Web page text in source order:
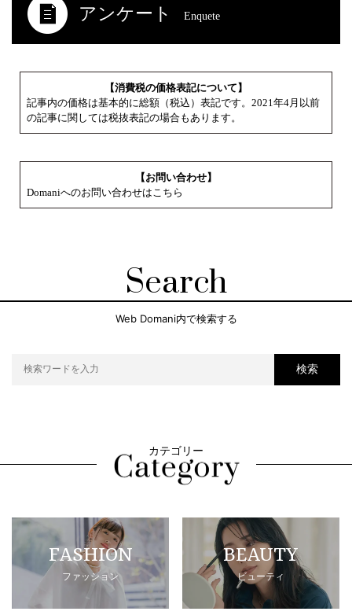
アンケート Enquete
【消費税の価格表記について】
記事内の価格は基本的に総額（税込）表記です。2021年4月以前
の記事に関しては税抜表記の場合もあります。
【お問い合わせ】
Domaniへのお問い合わせはこちら
Search
Web Domani内で検索する
検索
カテゴリー
FASHION
ファッション
BEAUTY
ビューティ